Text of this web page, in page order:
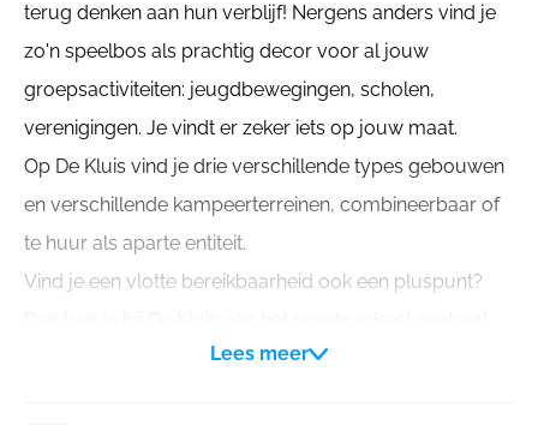
terug denken aan hun verblijf! Nergens anders vind je
zo'n speelbos als prachtig decor voor al jouw
groepsactiviteiten: jeugdbewegingen, scholen,
verenigingen. Je vindt er zeker iets op jouw maat.
Op De Kluis vind je drie verschillende types gebouwen
en verschillende kampeerterreinen, combineerbaar of
te huur als aparte entiteit.
Vind je een vlotte bereikbaarheid ook een pluspunt?
gelegen in België vlot bereikbaar met het openbaar
Lees meer